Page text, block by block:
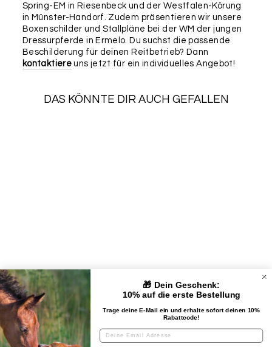
Spring-EM in Riesenbeck und der Westfalen-Körung
in Münster-Handorf. Zudem präsentieren wir unsere
Boxenschilder und Stallpläne bei der WM der jungen
Dressurpferde in Ermelo. Du suchst die passende
Beschilderung für deinen Reitbetrieb? Dann
kontaktiere uns jetzt für ein individuelles Angebot!
DAS KÖNNTE DIR AUCH GEFALLEN
UNTERNEHMEN
KUNDENSERVICE
🎁 Dein Geschenk:
10% auf die erste Bestellung
Trage deine E-Mail ein und erhalte sofort deinen 10%
Rabattcode!